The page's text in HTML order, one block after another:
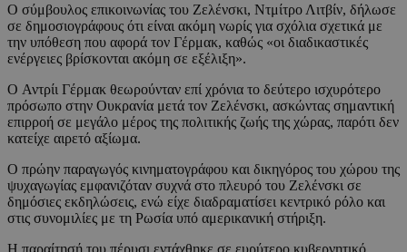
Ο σύμβουλος επικοινωνίας του Ζελένσκι, Ντμίτρο Λιτβίν, δήλωσε
σε δημοσιογράφους ότι είναι ακόμη νωρίς για σχόλια σχετικά με
την υπόθεση που αφορά τον Γέρμακ, καθώς «οι διαδικαστικές
ενέργειες βρίσκονται ακόμη σε εξέλιξη».
Ο Αντρίι Γέρμακ θεωρούνταν επί χρόνια το δεύτερο ισχυρότερο
πρόσωπο στην Ουκρανία μετά τον Ζελένσκι, ασκώντας σημαντική
επιρροή σε μεγάλο μέρος της πολιτικής ζωής της χώρας, παρότι δεν
κατείχε αιρετό αξίωμα.
Ο πρώην παραγωγός κινηματογράφου και δικηγόρος του χώρου της
ψυχαγωγίας εμφανιζόταν συχνά στο πλευρό του Ζελένσκι σε
δημόσιες εκδηλώσεις, ενώ είχε διαδραματίσει κεντρικό ρόλο και
στις συνομιλίες με τη Ρωσία υπό αμερικανική στήριξη.
Η παραίτησή του πέρυσι εντάχθηκε σε ευρύτερο κυβερνητικό